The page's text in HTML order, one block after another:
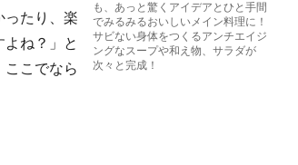
も、あっと驚くアイデアとひと手間
でみるみるおいしいメイン料理に！
サビない身体をつくるアンチエイジ
ングなスープや和え物、サラダが
次々と完成！
ったり、楽
ね？」と
ここでなら